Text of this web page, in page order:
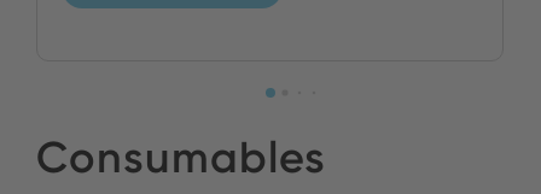
Consumables